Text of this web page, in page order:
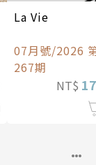
La Vie
07月號/2026
267期
NT$